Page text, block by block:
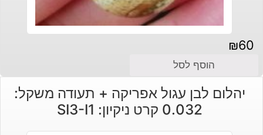
₪60
הוסף לסל
יהלום לבן עגול אפריקה + תעודה משקל:
0.032 קרט ניקיון: SI3-I1